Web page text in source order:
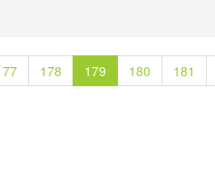
178 179 180 181